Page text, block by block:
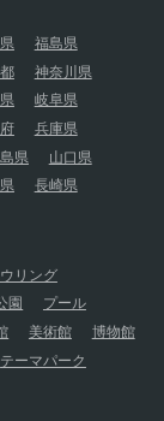
福島県
神奈川県
岐阜県
兵庫県
県
山口県
長崎県
リング
園
プール
美術館
博物館
テーマパーク